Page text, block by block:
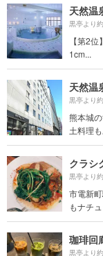
天然温
黒亭より約
【第2
1cm...
天然温
黒亭より約
熊本城
土料理
クラシ
黒亭より約
市電新
もナチ
珈琲回
黒亭より約